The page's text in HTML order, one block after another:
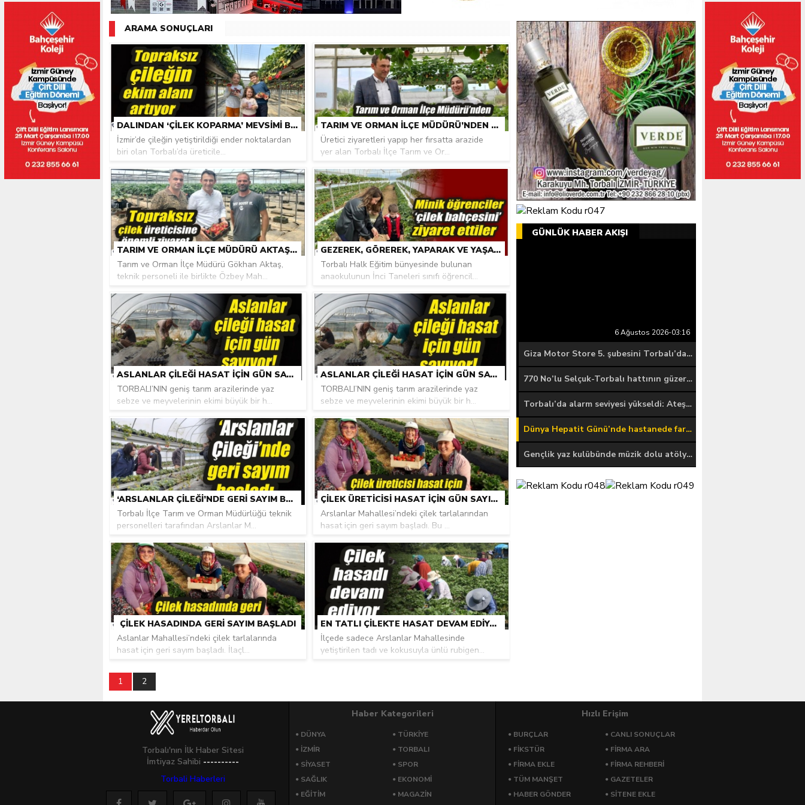
ARAMA SONUÇLARI
DALINDAN ‘ÇILEK KOPARMA’ MEVSIMI BAŞLADI
İzmir’de çileğin yetiştirildiği ender noktalardan
biri olan Torbalı’da üreticile...
TARIM VE ORMAN İLÇE MÜDÜRÜ’NDEN ÇILEK SERASINA ZIYARET
Üretici ziyaretleri yapıp her fırsatta arazide
yer alan Torbalı İlçe Tarım ve Or...
TARIM VE ORMAN İLÇE MÜDÜRÜ AKTAŞ, TOPRAKSIZ ÇILEK ÜRETICISI NEBI TOPÇU’YU ZIYARET ETTI
Tarım ve Orman İlçe Müdürü Gökhan Aktaş,
teknik personeli ile birlikte Özbey Mah...
GEZEREK, GÖREREK, YAPARAK VE YAŞAYARAK ÖĞRENIYORLAR
Torbalı Halk Eğitim bünyesinde bulunan
anaokulunun İnci Taneleri sınıfı öğrencil...
ASLANLAR ÇILEĞI HASAT IÇIN GÜN SAYIYOR!
TORBALI’NIN geniş tarım arazilerinde yaz
sebze ve meyvelerinin ekimi büyük bir h...
ASLANLAR ÇILEĞI HASAT IÇIN GÜN SAYIYOR!
TORBALI’NIN geniş tarım arazilerinde yaz
sebze ve meyvelerinin ekimi büyük bir h...
‘ARSLANLAR ÇILEĞI’NDE GERI SAYIM BAŞLADI
Torbalı İlçe Tarım ve Orman Müdürlüğü teknik
personelleri tarafından Arslanlar M...
ÇILEK ÜRETICISI HASAT IÇIN GÜN SAYIYOR
Arslanlar Mahallesi’ndeki çilek tarlalarından
hasat için geri sayım başladı. Bu ...
ÇILEK HASADINDA GERI SAYIM BAŞLADI
Aslanlar Mahallesi’ndeki çilek tarlalarında
hasat için geri sayım başladı. İlaçl...
EN TATLI ÇILEKTE HASAT DEVAM EDIYOR
İlçede sadece Arslanlar Mahallesinde
yetiştirilen tadı ve kokusuyla ünlü rubigen...
1 2
GÜNLÜK HABER AKIŞI
6 Ağustos 2026-03:16
Giza Motor Store 5. şubesini Torbalı’da hizmete açtı
770 No’lu Selçuk-Torbalı hattının güzergâhı geçici olarak değişiyor
Torbalı’da alarm seviyesi yükseldi: Ateş yakmayın, izmarit atmayın!
Dünya Hepatit Günü’nde hastanede farkındalık standı kuruldu
Gençlik yaz kulübünde müzik dolu atölye: Ritim duygularını müzikle keşfettiler
Torbalı'nın İlk Haber Sitesi
İmtiyaz Sahibi ----------
Torbali Haberleri
Haber Kategorileri
DÜNYA
TÜRKIYE
İZMIR
TORBALI
SIYASET
SPOR
SAĞLIK
EKONOMI
EĞITIM
MAGAZIN
Hızlı Erişim
BURÇLAR
CANLI SONUÇLAR
FİKSTÜR
FİRMA ARA
FİRMA EKLE
FİRMA REHBERİ
TÜM MANŞET
GAZETELER
HABER GÖNDER
SİTENE EKLE